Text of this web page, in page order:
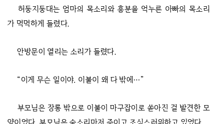
허둥지둥대는 엄마의 목소리와 흥분을 억누른 아빠의 목소리
가 먹먹하게 들렸다.
안방문이 열리는 소리가 들렸다.
“이게 무슨 일이야. 이불이 왜 다 밖에…”
부모님은 장롱 밖으로 이불이 마구잡이로 쏟아진 걸 발견한 모